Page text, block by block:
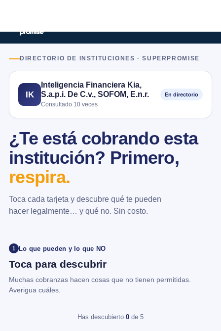
DIRECTORIO DE INSTITUCIONES · SUPERPROMISE
IK
Inteligencia Financiera Kia,
S.a.p.i. De C.v., SOFOM, E.n.r.
Consultado 10 veces
En directorio
¿Te está cobrando esta
institución? Primero,
respira.
Toca cada tarjeta y descubre qué te pueden
hacer legalmente… y qué no. Sin costo.
1 Lo que pueden y lo que NO
Toca para descubrir
Muchas cobranzas hacen cosas que no tienen permitidas.
Averigua cuáles.
Has descubierto 0 de 5